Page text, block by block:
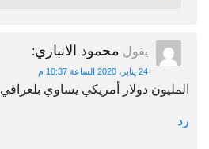
يقول محمود الانباري:
24 يناير، 2020 الساعة 10:37 م
المليون دولار أمريكي يساوي بلعراقي
رد